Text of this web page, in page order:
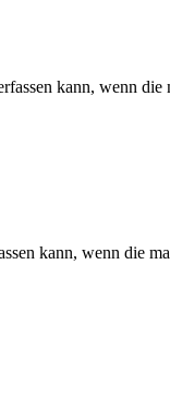
kann, wenn
kann, wenn die